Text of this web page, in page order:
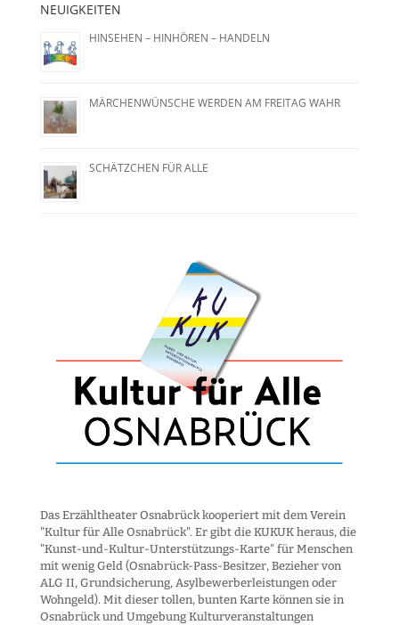
NEUIGKEITEN
HINSEHEN – HINHÖREN – HANDELN
MÄRCHENWÜNSCHE WERDEN AM FREITAG WAHR
SCHÄTZCHEN FÜR ALLE
Das Erzähltheater Osnabrück kooperiert mit dem Verein
"Kultur für Alle Osnabrück". Er gibt die KUKUK heraus, die
"Kunst-und-Kultur-Unter­stützungs-Karte" für Menschen
mit wenig Geld (Osnabrück-Pass-Besitzer, Bezieher von
ALG II, Grund­sicherung, Asyl­bewerber­leistungen oder
Wohngeld). Mit dieser tollen, bunten Karte können sie in
Osnabrück und Umgebung Kultur­veranstaltungen